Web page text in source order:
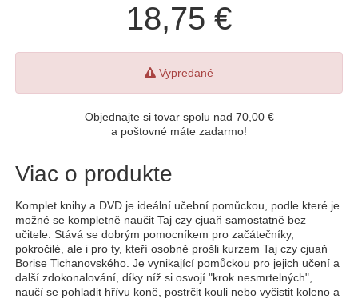
18,75 €
Vypredané
Objednajte si tovar spolu nad 70,00 €
a poštovné máte zadarmo!
Viac o produkte
Komplet knihy a DVD je ideální učební pomůckou, podle které je
možné se kompletně naučit Taj czy cjuaň samostatně bez
učitele. Stává se dobrým pomocníkem pro začátečníky,
pokročilé, ale i pro ty, kteří osobně prošli kurzem Taj czy cjuaň
Borise Tichanovského. Je vynikající pomůckou pro jejich učení a
další zdokonalování, díky níž si osvojí "krok nesmrtelných",
naučí se pohladit hřívu koně, postrčit kouli nebo vyčistit koleno a